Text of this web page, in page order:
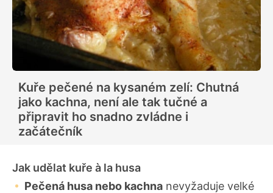
Kuře pečené na kysaném zelí: Chutná
jako kachna, není ale tak tučné a
připravit ho snadno zvládne i
začátečník
Jak udělat kuře à la husa
Pečená husa nebo kachna nevyžaduje velké